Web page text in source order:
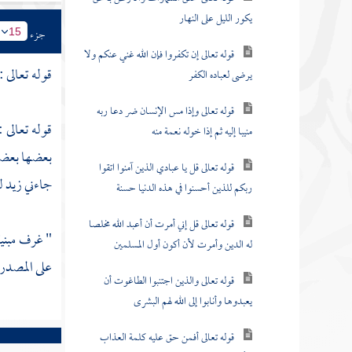
يكور الليل على النهار
قوله تعالى إن تكفروا فإن الله غني عنكم ولا
يرضى لعباده الكفر
قوله تعالى وإذا مس الإنسان ضر دعا ربه
منيبا إليه ثم إذا خوله نعمة منه
قوله تعالى قل يا عبادي الذين آمنوا اتقوا
ربكم للذين أحسنوا في هذه الدنيا حسنة
قوله تعالى قل إني أمرت أن أعبد الله مخلصا
له الدين وأمرت لأن أكون أول المسلمين
قوله تعالى والذين اجتنبوا الطاغوت أن
يعبدوها وأنابوا إلى الله لهم البشرى
قوله تعالى أفمن حق عليه كلمة العذاب
جزء 15
قوله تعالى :
قوله تعالى :
بعضها
جاءني
" غرف
على